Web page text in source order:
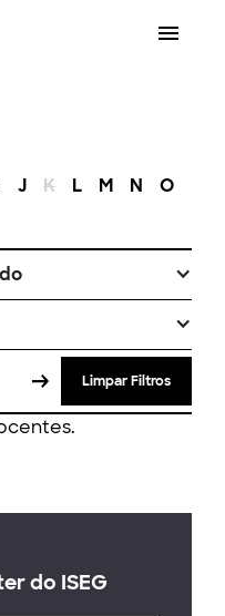
J K L M N O
Limpar Filtros
do ISEG